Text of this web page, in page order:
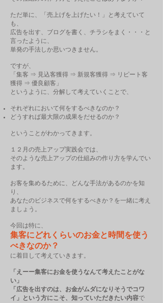
ただ単に、「売上げを上げたい！」と考えていて
も、
広告を出す、ブログを書く、チラシをまく・・・と
言ったように、
単発の手法しか思いつきません。
ですが、
「集客 ⇒ 見込客獲得 ⇒ 新規客獲得 ⇒ リピート客
獲得 ⇒ 優良顧客」
というように、分解して考えていくことで、
それぞれにおいて何をするべきなのか？
どうすれば最大限の成果をだせるのか？
ということがわかってきます。
１２月の売上アップ実践会では、
そのような売上アップの仕組みの作り方を学んでい
ます。
お客を集めるために、どんな手法があるのかを知
り、
あなたのビジネスで何をするべきか？を一緒に考え
ましょう。
今回は特に、
集客にどれくらいのお金と時間を使う
べきなのか？
に着目して考えていきます。
「えーー集客にお金を使うなんて考えたことがな
い」
「広告を出すのは、お金がムダになりそうでコワ
イ」という方にこそ、知っていただきたい内容で